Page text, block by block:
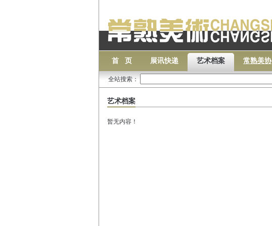
首 页 展讯快递 艺术档案 常熟美协
全站搜索：
艺术档案
暂无内容！